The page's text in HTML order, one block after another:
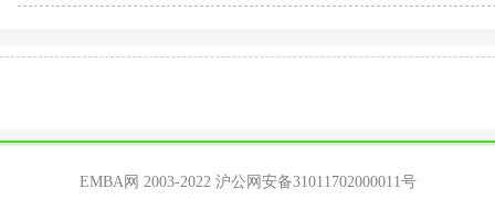
EMBA网 2003-2022 沪公网安备31011702000011号